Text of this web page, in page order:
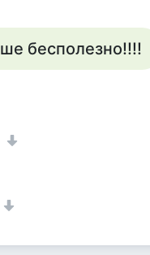
бесполезно!!!!